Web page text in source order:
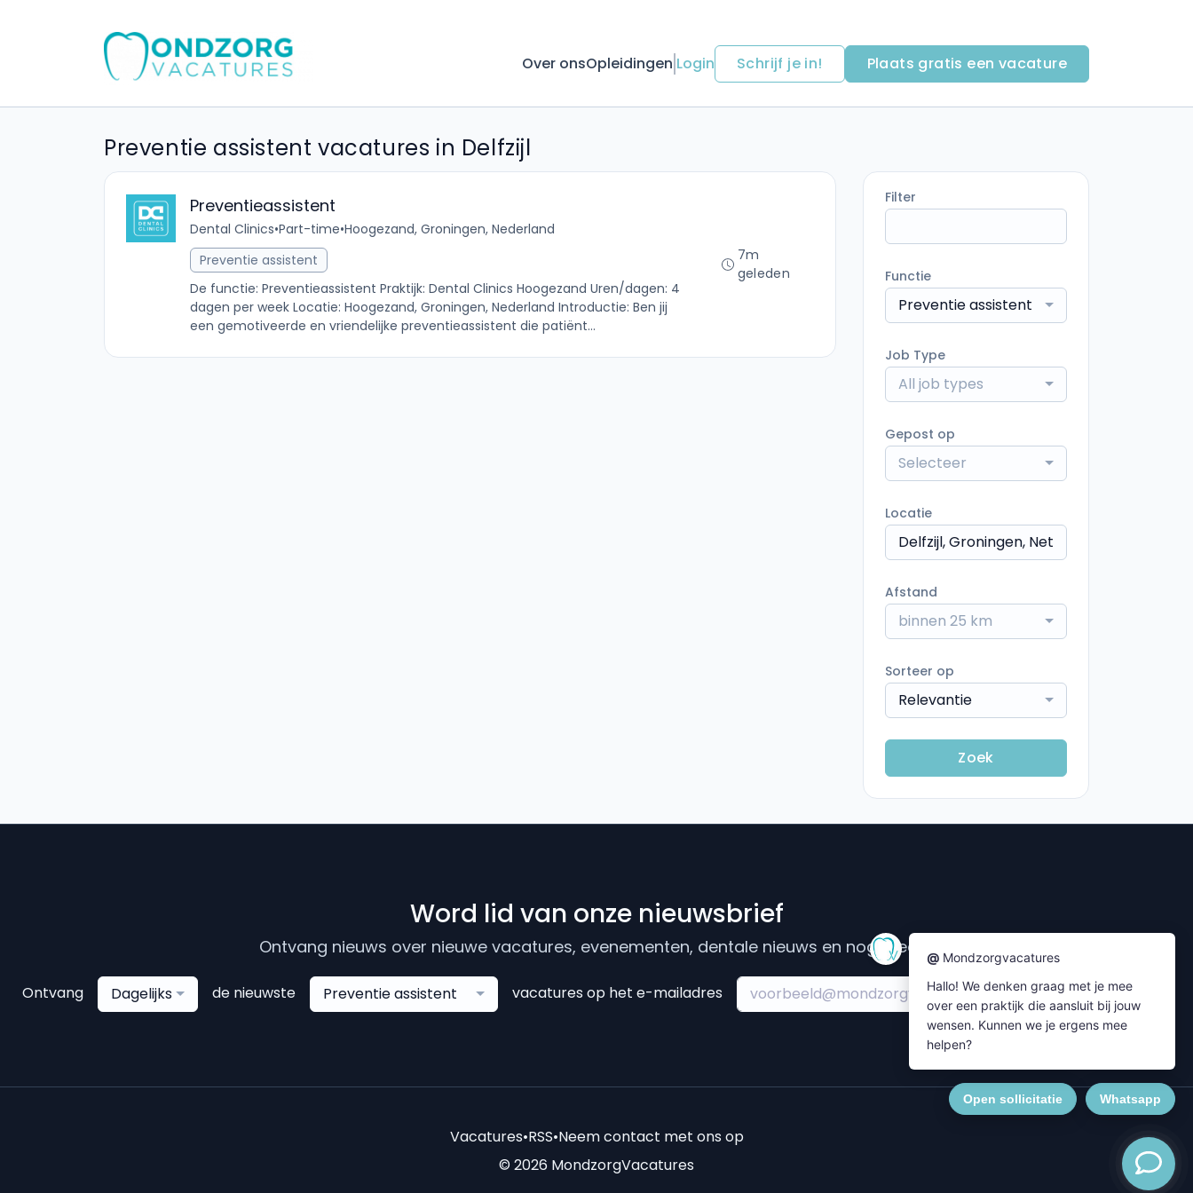
Over onsOpleidingen Login Schrijf je in! Plaats gratis een vacature
Preventie assistent vacatures in Delfzijl
Preventieassistent
Dental Clinics•Part-time•Hoogezand, Groningen, Nederland
Preventie assistent
De functie: Preventieassistent Praktijk: Dental Clinics Hoogezand Uren/dagen: 4
dagen per week Locatie: Hoogezand, Groningen, Nederland Introductie: Ben jij
een gemotiveerde en vriendelijke preventieassistent die patiënt...
7m
geleden
Filter
Functie
Preventie assistent
Job Type
All job types
Gepost op
Selecteer
Locatie
Afstand
binnen 25 km
Sorteer op
Relevantie
Zoek
Word lid van onze nieuwsbrief
Ontvang nieuws over nieuwe vacatures, evenementen, dentale nieuws en nog meer....
Ontvang Dagelijks de nieuwste Preventie assistent vacatures op het e-mailadres Subscribe
Vacatures•RSS•Neem contact met ons op
© 2026 MondzorgVacatures